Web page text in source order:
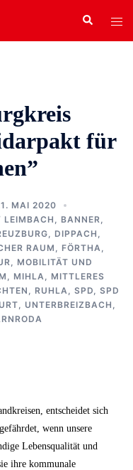
Search
für
MAI 2020
LEIMBACH BANNER
DIPPACH
RAUM FÖRTHA
MOBILITÄT UND
MIHLA
MITTLERES
RUHLA SPD
SPD
UNTERBREIZBACH
entscheidet sich
wenn unsere
Lebensqualität und
ihre kommunale